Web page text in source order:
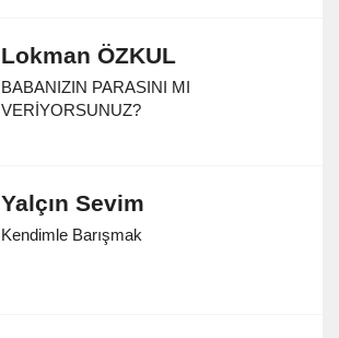
Lokman ÖZKUL
BABANIZIN PARASINI MI
VERİYORSUNUZ?
Yalçın Sevim
Kendimle Barışmak